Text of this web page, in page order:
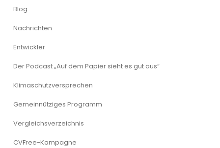
Blog
Nachrichten
Entwickler
Der Podcast „Auf dem Papier sieht es gut aus“
Klimaschutzversprechen
Gemeinnütziges Programm
Vergleichsverzeichnis
CVFree-Kampagne